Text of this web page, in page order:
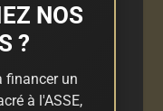
NOS
?
financer un
à l'ASSE,